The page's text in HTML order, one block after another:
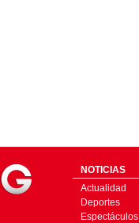
NOTICIAS
Actualidad
Deportes
Espectáculos